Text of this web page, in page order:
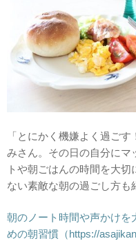
「とにかく機嫌よく過ご
みさん。その日の自分にマ
トや朝ごはんの時間を大
ない素敵な朝の過ごし方も
朝のノート時間や声かけを
めの朝習慣（https://